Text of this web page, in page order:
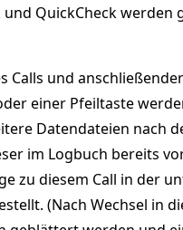
QuickCheck werden
Calls und
einer Pfeiltaste
Datendateien nach
im Logbuch bereits
zu diesem Call in der
(Nach Wechsel in